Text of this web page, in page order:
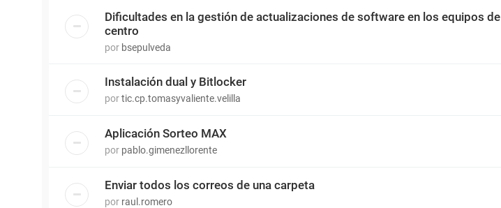
Dificultades en la gestión de actualizaciones de software en los equipos del
centro
por bsepulveda
Instalación dual y Bitlocker
portic.cp.tomasyvaliente.velilla
Aplicación Sorteo MAX
por pablo.gimenezllorente
Enviar todos los correos de una carpeta
por raul.romero